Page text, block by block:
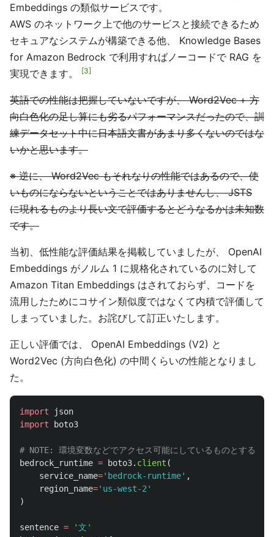
Embeddings の類似サービスです。
AWS のネットワーク上で他のサービスと接続できるため
セキュアなシステムが構築できる他、 Knowledge Bases
for Amazon Bedrock で利用すればノーコードで RAG を
実現できます。
3
英語での性能は把握していないですが、 Word2Vec + 方
向白色化の足し算にも劣るパフォーマンスだったので、訓
練データセット中に日本語文書があまり多くないのではな
いかと思います。
※ 逆に、 Word2Vec もそれなりの性能ではあるので、使
いものにならないということではありませんし、 JSTS
に現れるものより長い文で評価するとどうなるかは未知数
です。
当初、低性能な評価結果を掲載していましたが、 OpenAI
Embeddings がノルム 1 に規格化されているのに対して
Amazon Titan Embeddings はされておらず、コードを
流用したためにコサイン類似度ではなくて内積で評価して
しまっていました。お詫びして訂正いたします。
正しい評価では、 OpenAI Embeddings (V2) と
Word2Vec (方向白色化) の中間くらいの性能となりまし
た。
import
json
import
boto3
bedrock_runtime = boto3. client (
service_name=' bedrock-runtime' ,
region_name=' us-west-2 '
)
sentence = '文 '